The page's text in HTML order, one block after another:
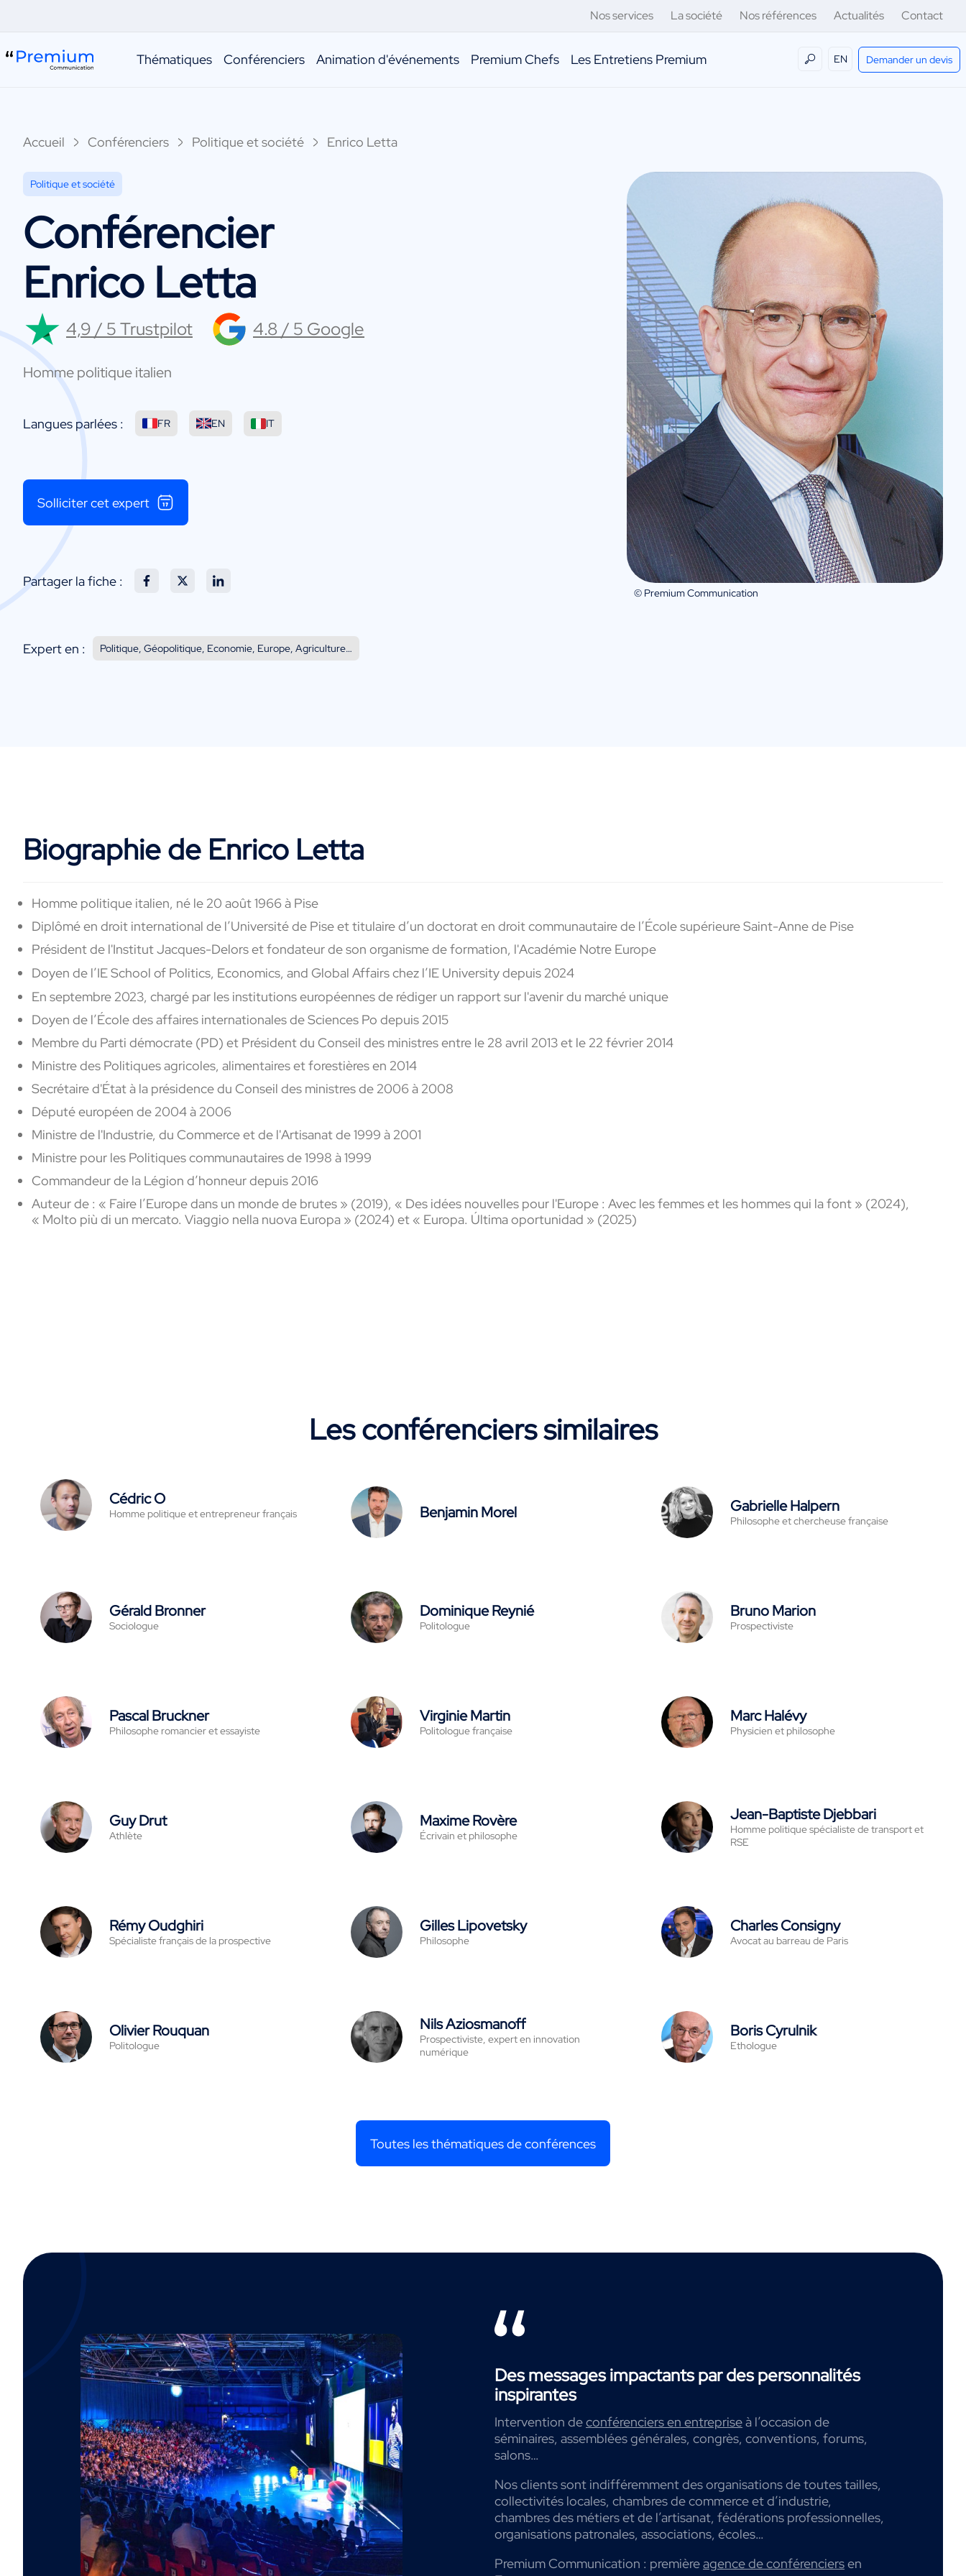
Nos services La société Nos références Actualités Contact
Thématiques Conférenciers Animation d'événements Premium Chefs Les Entretiens Premium EN Demander un devis
Accueil Conférenciers Politique et société Enrico Letta
© Premium Communication
Politique et société
Conférencier
Enrico Letta
4,9 / 5 Trustpilot 4.8 / 5 Google
Homme politique italien
Langues parlées : FR EN IT
Solliciter cet expert
Partager la fiche :
Expert en : Politique, Géopolitique, Economie, Europe, Agriculture…
Biographie de Enrico Letta
Homme politique italien, né le 20 août 1966 à Pise
Diplômé en droit international de l’Université de Pise et titulaire d’un doctorat en droit communautaire de l’École supérieure Saint-Anne de Pise
Présidentde l'Institut Jacques-Delors et fondateur de son organisme de formation, l'Académie Notre Europe
Doyen de l’IE School of Politics, Economics, and Global Affairs chez l’IE University depuis 2024
En septembre 2023, chargé par les institutions européennes de rédiger un rapport sur l'avenir du marché unique
Doyen de l’École des affaires internationales de Sciences Po depuis 2015
Membredu Parti démocrate (PD) et Présidentdu Conseil des ministres entre le 28 avril 2013 et le 22 février 2014
Ministre des Politiques agricoles, alimentaires etforestières en 2014
Secrétaire d'État à la présidence du Conseil des ministres de 2006 à 2008
Députéeuropéen de 2004 à 2006
Ministre de l'Industrie, du Commerce et de l'Artisanat de 1999 à 2001
Ministre pour les Politiquescommunautaires de 1998 à 1999
Commandeur de la Légion d’honneur depuis 2016
Auteur de : « Faire l’Europe dans un monde de brutes » (2019), « Des idées nouvelles pour l'Europe : Avec les femmes et les hommes qui la font » (2024),
« Molto più di un mercato. Viaggio nella nuova Europa » (2024) et « Europa. Última oportunidad » (2025)
Les conférenciers similaires
Cédric O
Homme politique et entrepreneur français Benjamin Morel Gabrielle Halpern
Philosophe et chercheuse française
Gérald Bronner
Sociologue
Dominique Reynié
Politologue
Bruno Marion
Prospectiviste
Pascal Bruckner
Philosophe romancier et essayiste
Virginie Martin
Politologue française
Marc Halévy
Physicien et philosophe
Guy Drut
Athlète
Maxime Rovère
Écrivain et philosophe
Jean-Baptiste Djebbari
Homme politique spécialiste de transport et
RSE
Rémy Oudghiri
Spécialiste français de la prospective
Gilles Lipovetsky
Philosophe
Charles Consigny
Avocat au barreau de Paris
Olivier Rouquan
Politologue
Nils Aziosmanoff
Prospectiviste, expert en innovation
numérique
Boris Cyrulnik
Ethologue
Toutes les thématiques de conférences
Des messages impactants par des personnalités
inspirantes
Intervention deconférenciers en entrepriseà l’occasion de
séminaires, assemblées générales, congrès, conventions, forums,
salons…
Nos clients sont indifféremment des organisations de toutes tailles,
collectivités locales, chambres de commerce et d’industrie,
chambres des métiers et de l’artisanat, fédérations professionnelles,
organisations patronales, associations, écoles…
Premium Communication : premièreagence de conférenciersen